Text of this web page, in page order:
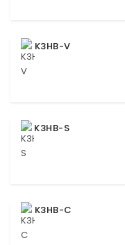
K3HB-V
K3HB-S
K3HB-C